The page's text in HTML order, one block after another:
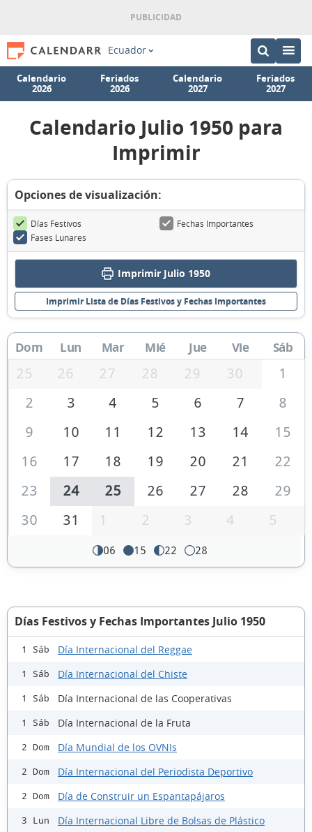
Ecuador
Calendario
2026
Feriados
2026
Calendario
2027
Feriados
2027
Calendario Julio 1950 para
Imprimir
Opciones de visualización:
Días Festivos
Fechas Importantes
Fases Lunares
Imprimir Julio 1950
Imprimir Lista de Días Festivos y Fechas Importantes
Dom Lun Mar Mié Jue Vie Sáb
25 26 27 28 29 30
1
2
3 4 5 6 7
8
9
10 11 12 13 14
15
16
17 18 19 20 21
22
23
24 25 26 27 28
29
30
31 1 2 3 4 5
06 15 22 28
Días Festivos y Fechas Importantes Julio 1950
1 Sáb Día Internacional del Reggae
1 Sáb Día Internacional del Chiste
1 Sáb Día Internacional de las Cooperativas
1 Sáb Día Internacional de la Fruta
2 Dom Día Mundial de los OVNIs
2 Dom Día Internacional del Periodista Deportivo
2 Dom Día de Construir un Espantapájaros
3 Lun Día Internacional Libre de Bolsas de Plástico